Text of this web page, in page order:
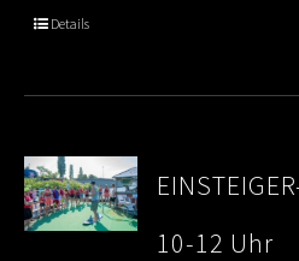
Details
10-12 Uhr